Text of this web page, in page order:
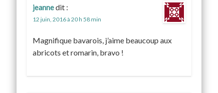
jeannedit :
12 juin, 2016 à 20 h 58 min
Magnifique bavarois, j’aime beaucoup aux
abricots et romarin, bravo !